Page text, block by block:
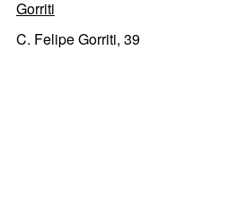
Gorriti
C. Felipe Gorriti, 39